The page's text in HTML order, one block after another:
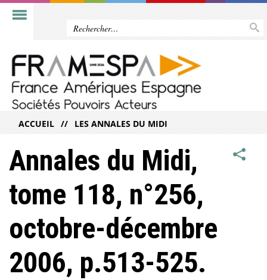
ACCUEIL LES ANNALES DU MIDI
Annales du Midi,
tome 118, n°256,
octobre-décembre
2006, p.513-525.